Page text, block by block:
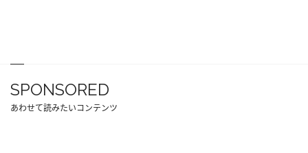
SPONSORED
あわせて読みたいコンテンツ